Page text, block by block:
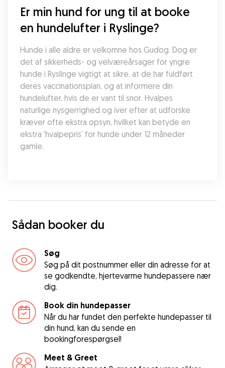
Er min hund for ung til at booke
en hundelufter i Ryslinge?
Hunde i alle aldre er velkomne hos Gudog. Dog er
det af sikkerheds- og velværeårsager for yngre
hunde i Ryslinge vigtigt at sikre, at de har fuldført
deres vaccinationsplan, og at informere din
hundelufter, hvis de er vant til snor. Hvalpes
naturlige nysgerrighed og iver efter at udforske
kræver ofte ekstra opsyn, hvilket kan betyde en
ekstra 'hvalpepris' for hunde under 12 måneder
gamle.
Sådan booker du
Søg
Søg på dit postnummer eller din adresse for at
se godkendte, hjertevarme hundepassere nær
dig.
Book din hundepasser
Når du har fundet den perfekte hundepasser til
din hund, kan du sende en
bookingforespørgsel!
Meet & Greet